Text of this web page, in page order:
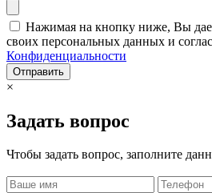
Нажимая на кнопку ниже, Вы
своих персональных данных и
Конфиденциальности
Отправить
×
Задать вопрос
Чтобы задать вопрос, заполните